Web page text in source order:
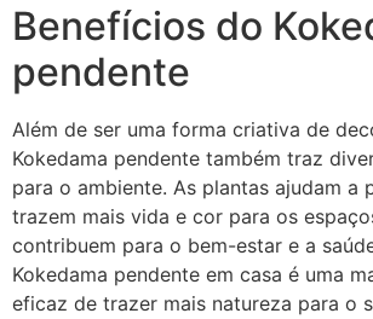
Benefícios do
pendente
Além de ser uma forma criativa de
Kokedama pendente também traz
para o ambiente. As plantas ajudam a
trazem mais vida e cor para os
contribuem para o bem-estar e a
Kokedama pendente em casa é uma
eficaz de trazer mais natureza para o